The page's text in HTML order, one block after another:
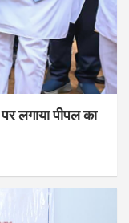
लगाया पीपल का